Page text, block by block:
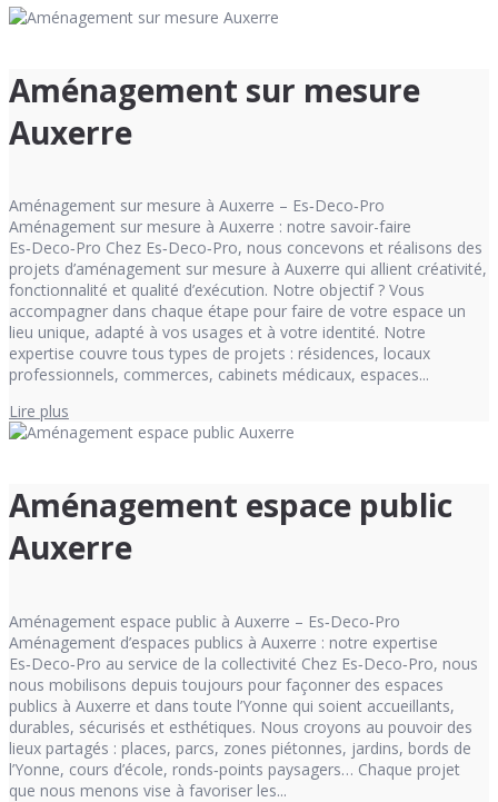
Aménagement sur mesure
Auxerre
Aménagement sur mesure à Auxerre – Es‑Deco‑Pro
Aménagement sur mesure à Auxerre : notre savoir-faire
Es‑Deco‑Pro Chez Es‑Deco‑Pro, nous concevons et réalisons des
projets d’aménagement sur mesure à Auxerre qui allient créativité,
fonctionnalité et qualité d’exécution. Notre objectif ? Vous
accompagner dans chaque étape pour faire de votre espace un
lieu unique, adapté à vos usages et à votre identité. Notre
expertise couvre tous types de projets : résidences, locaux
professionnels, commerces, cabinets médicaux, espaces...
Lire plus
Aménagement espace public
Auxerre
Aménagement espace public à Auxerre – Es‑Deco‑Pro
Aménagement d’espaces publics à Auxerre : notre expertise
Es‑Deco‑Pro au service de la collectivité Chez Es‑Deco‑Pro, nous
nous mobilisons depuis toujours pour façonner des espaces
publics à Auxerre et dans toute l’Yonne qui soient accueillants,
durables, sécurisés et esthétiques. Nous croyons au pouvoir des
lieux partagés : places, parcs, zones piétonnes, jardins, bords de
l’Yonne, cours d’école, ronds‑points paysagers… Chaque projet
que nous menons vise à favoriser les...